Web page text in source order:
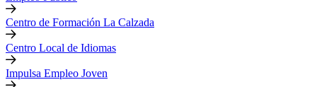
Centro de Formación La Calzada
Centro Local de Idiomas
Impulsa Empleo Joven